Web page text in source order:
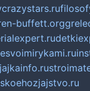
buffett.org